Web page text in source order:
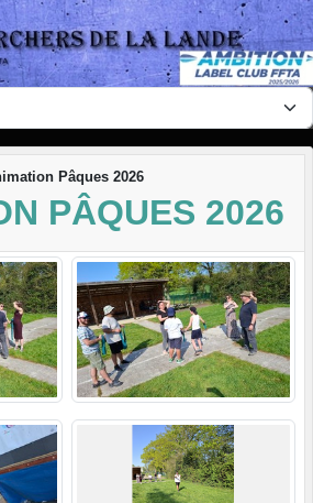
Pâques 2026
PÂQUES 2026
cookies